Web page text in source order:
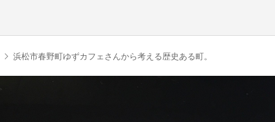
浜松市春野町ゆずカフェさんから考える歴史ある町。